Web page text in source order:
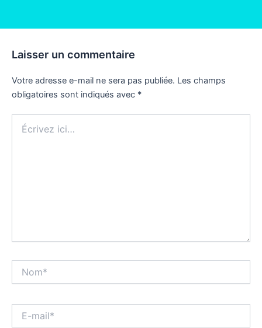
Laisser un commentaire
Votre adresse e-mail ne sera pas publiée. Les champs
obligatoires sont indiqués avec *
ici…
mail*